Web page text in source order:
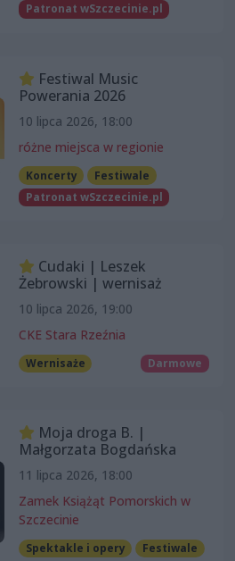
Patronat wSzczecinie.pl
Festiwal Music
Powerania 2026
10 lipca 2026, 18:00
różne miejsca w regionie
Koncerty
Festiwale
Patronat wSzczecinie.pl
Cudaki | Leszek
Żebrowski | wernisaż
10 lipca 2026, 19:00
CKE Stara Rzeźnia
Wernisaże Darmowe
Moja droga B. |
Małgorzata Bogdańska
11 lipca 2026, 18:00
Zamek Książąt Pomorskich w
Szczecinie
Spektakle i opery
Festiwale